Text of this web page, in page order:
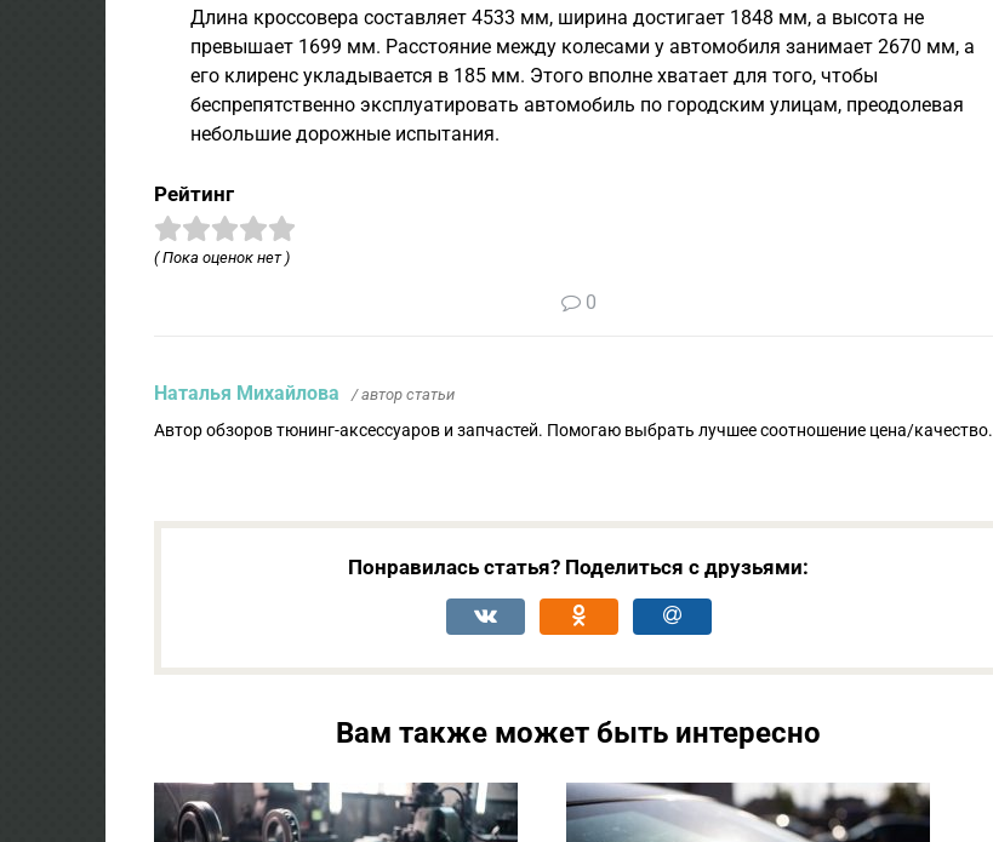
Длина кроссовера составляет 4533 мм, ширина достигает 1848 мм, а высота не
превышает 1699 мм. Расстояние между колесами у автомобиля занимает 2670 мм, а
его клиренс укладывается в 185 мм. Этого вполне хватает для того, чтобы
беспрепятственно эксплуатировать автомобиль по городским улицам, преодолевая
небольшие дорожные испытания.
Рейтинг
( Пока оценок нет )
0
Наталья Михайлова / автор статьи
Автор обзоров тюнинг-аксессуаров и запчастей. Помогаю выбрать лучшее соотношение цена/качество.
Понравилась статья? Поделиться с друзьями:
Вам также может быть интересно